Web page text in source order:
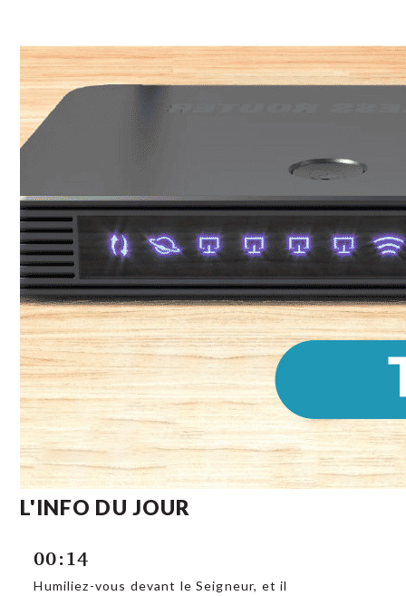
L'INFO DU JOUR
00:14
Humiliez-vous devant le Seigneur, et il